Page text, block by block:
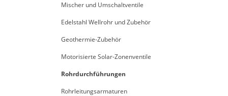
Mischer und Umschaltventile
Edelstahl Wellrohr und Zubehör
Geothermie-Zubehör
Motorisierte Solar-Zonenventile
Rohrdurchführungen
Rohrleitungsarmaturen